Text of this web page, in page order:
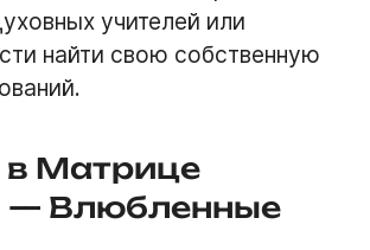
учителей или
найти свою собственную
в Матрице
— Влюбленные